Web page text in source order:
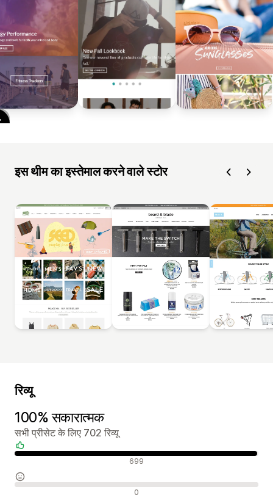
इस थीम का इस्तेमाल करने वाले स्टोर
रिव्यू
100% सकारात्मक
सभी प्रीसेट के लिए 702 रिव्यू
सकारात्मक रिव्यू 699
न्यूट्रल रिव्यू 0